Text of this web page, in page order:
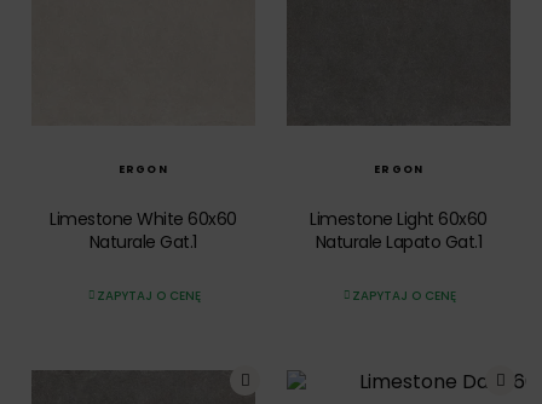
ERGON
Limestone White 60x60
Naturale Gat.1
ZAPYTAJ O CENĘ
ERGON
Limestone Light 60x60
Naturale Lapato Gat.1
ZAPYTAJ O CENĘ
SZYBKI PODGLĄD